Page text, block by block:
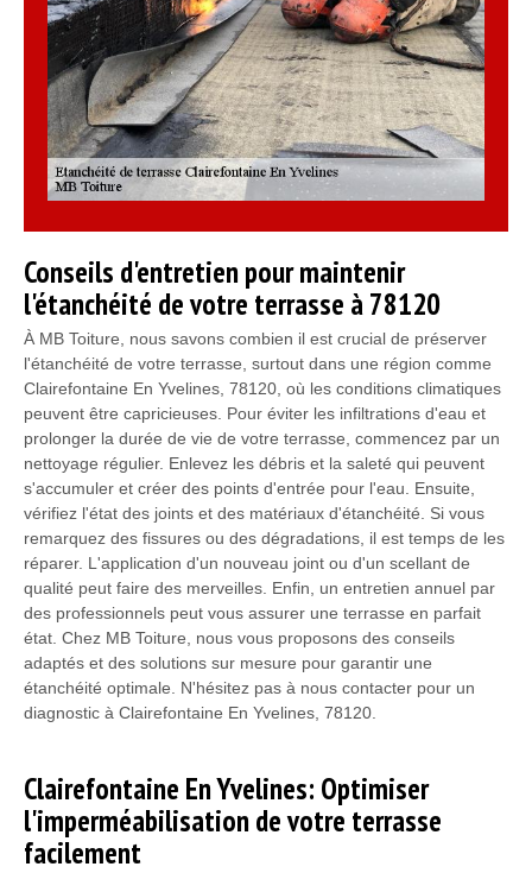
Conseils d'entretien pour maintenir
l'étanchéité de votre terrasse à 78120
À MB Toiture, nous savons combien il est crucial de préserver
l'étanchéité de votre terrasse, surtout dans une région comme
Clairefontaine En Yvelines, 78120, où les conditions climatiques
peuvent être capricieuses. Pour éviter les infiltrations d'eau et
prolonger la durée de vie de votre terrasse, commencez par un
nettoyage régulier. Enlevez les débris et la saleté qui peuvent
s'accumuler et créer des points d'entrée pour l'eau. Ensuite,
vérifiez l'état des joints et des matériaux d'étanchéité. Si vous
remarquez des fissures ou des dégradations, il est temps de les
réparer. L'application d'un nouveau joint ou d'un scellant de
qualité peut faire des merveilles. Enfin, un entretien annuel par
des professionnels peut vous assurer une terrasse en parfait
état. Chez MB Toiture, nous vous proposons des conseils
adaptés et des solutions sur mesure pour garantir une
étanchéité optimale. N'hésitez pas à nous contacter pour un
diagnostic à Clairefontaine En Yvelines, 78120.
Clairefontaine En Yvelines: Optimiser
l'imperméabilisation de votre terrasse
facilement